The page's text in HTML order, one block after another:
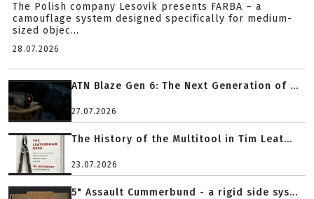
The Polish company Lesovik presents FARBA – a
camouflage system designed specifically for medium-
sized objec...
28.07.2026
ATN Blaze Gen 6: The Next Generation of ...
27.07.2026
The History of the Multitool in Tim Leat...
23.07.2026
5" Assault Cummerbund - a rigid side sys...